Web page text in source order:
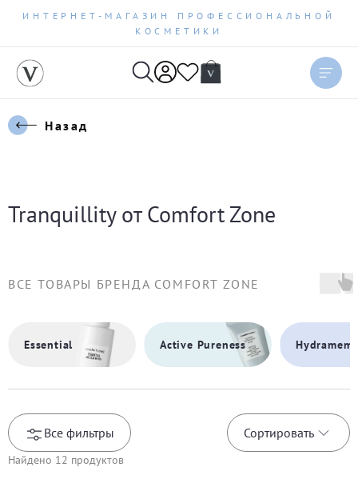
ИНТЕРНЕТ-МАГАЗИН ПРОФЕССИОНАЛЬНОЙ
КОСМЕТИКИ
Назад
Tranquillity от Comfort Zone
ВСЕ ТОВАРЫ БРЕНДА COMFORT ZONE
Essential Active Pureness
Все фильтры Сортировать
Новинки
Найдено 12 продуктов